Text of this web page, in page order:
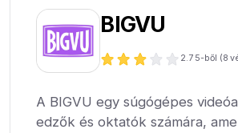
BIGVU
2.7 5-ből (8
A BIGVU egy súgógépes
edzők és oktatók számára,